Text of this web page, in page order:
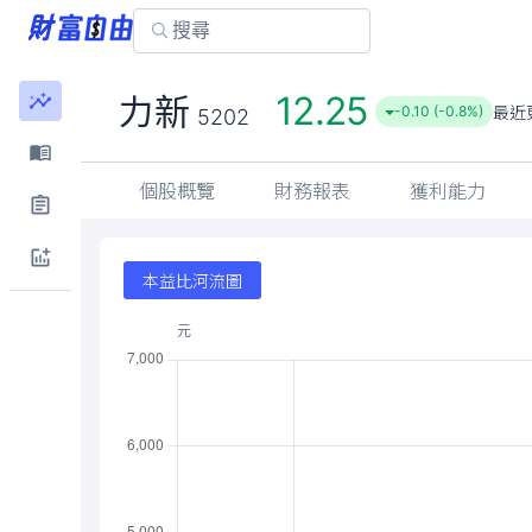
力新 5202 12.25 -0.10 (-0.8%) 最近
個股概覽 財務報表 獲利能力
本益比河流圖